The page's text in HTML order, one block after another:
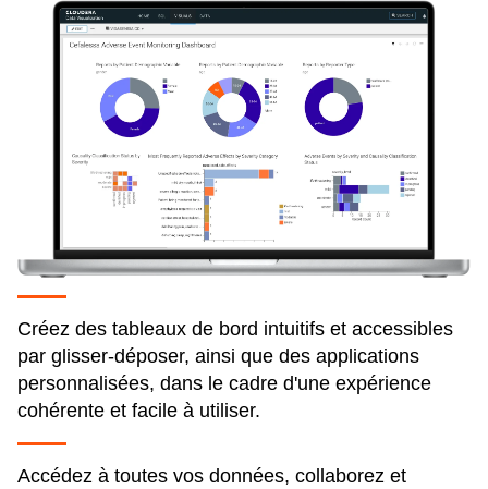
Créez des tableaux de bord intuitifs et accessibles
par glisser-déposer, ainsi que des applications
personnalisées, dans le cadre d'une expérience
cohérente et facile à utiliser.
Accédez à toutes vos données, collaborez et